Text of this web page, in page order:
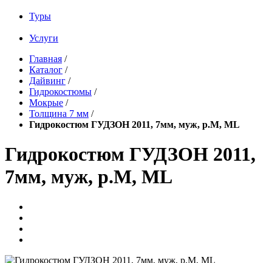
Туры
Услуги
Главная /
Каталог /
Дайвинг /
Гидрокостюмы /
Мокрые /
Толщина 7 мм /
Гидрокостюм ГУДЗОН 2011, 7мм, муж, р.M, ML
Гидрокостюм ГУДЗОН 2011,
7мм, муж, р.M, ML